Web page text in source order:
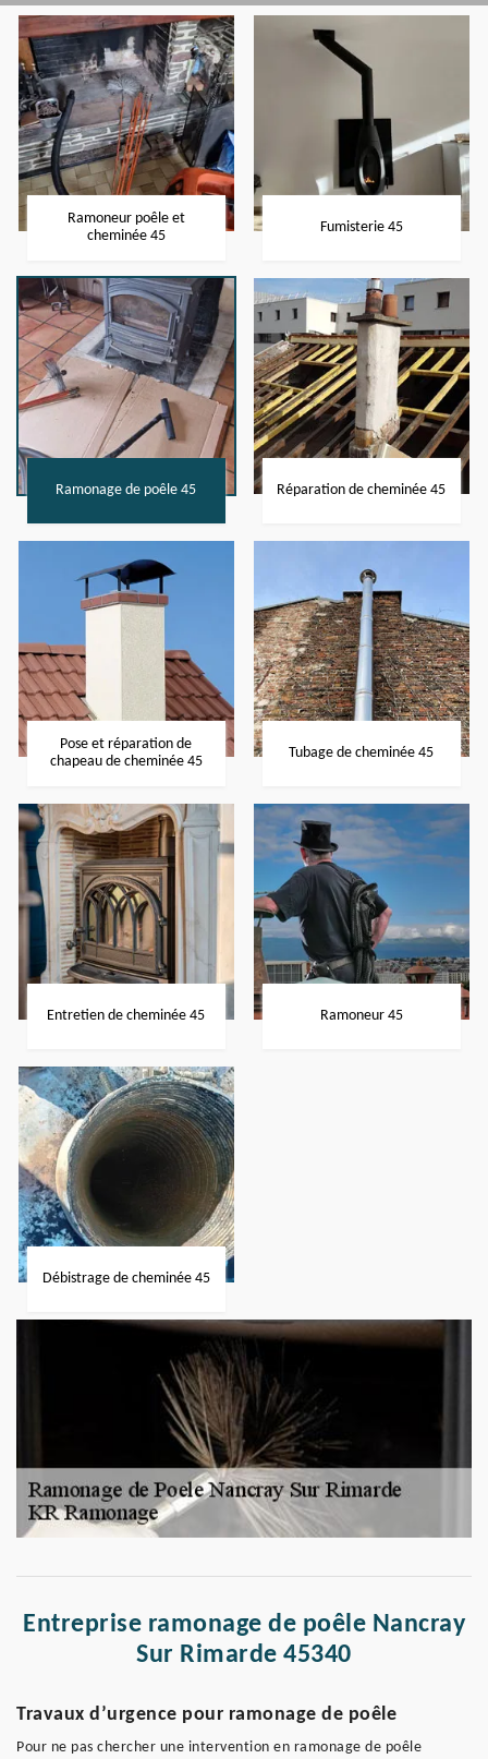
Ramoneur poêle et
cheminée 45
Fumisterie 45
Ramonage de poêle 45 Réparation de cheminée 45
Pose et réparation de
chapeau de cheminée 45
Tubage de cheminée 45
Entretien de cheminée 45 Ramoneur 45
Débistrage de cheminée 45
Entreprise ramonage de poêle Nancray
Sur Rimarde 45340
Travaux d’urgence pour ramonage de poêle
Pour ne pas chercher une intervention en ramonage de poêle